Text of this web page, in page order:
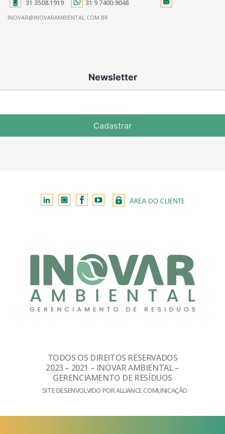
31 3508.1919 31 9 7400.9048
INOVAR@INOVARAMBIENTAL.COM.BR
Newsletter
Cadastrar
TODOS OS DIREITOS RESERVADOS
2023 – 2021 – INOVAR AMBIENTAL –
GERENCIAMENTO DE RESÍDUOS
SITE DESENVOLVIDO POR ALLIANCE COMUNICAÇÃO